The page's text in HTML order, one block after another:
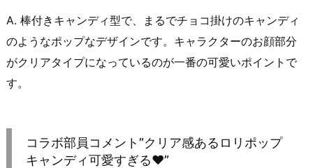
A. 棒付きキャンディ型で、まるでチョコ掛けのキャンディ
のようなポップなデザインです。キャラクターのお顔部分
がクリアタイプになっているのが一番の可愛いポイントで
す。
コラボ部員コメント”クリア感あるロリポップ
キャンディ可愛すぎる♥”